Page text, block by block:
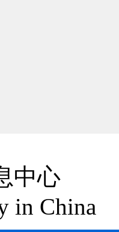
中心
in China